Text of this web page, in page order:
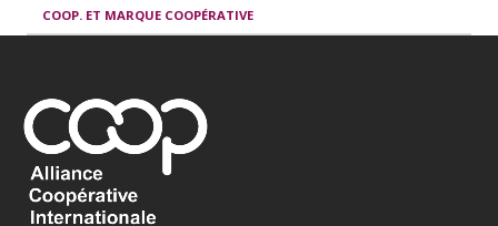
COOP. ET MARQUE COOPÉRATIVE